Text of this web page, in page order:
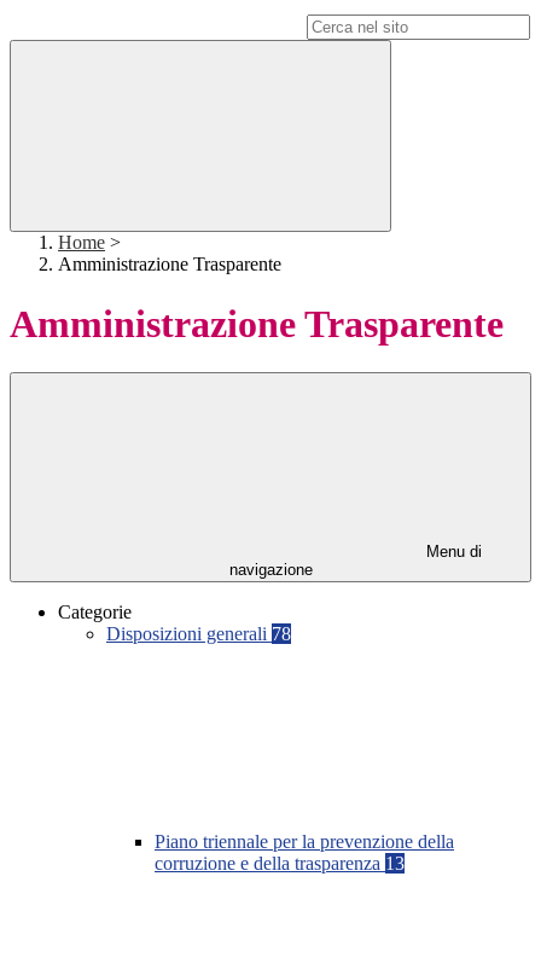
Home >
Amministrazione Trasparente
Amministrazione Trasparente
Menu di
navigazione
Categorie
Disposizioni generali 78
Piano triennale per la prevenzione della
corruzione e della trasparenza 13